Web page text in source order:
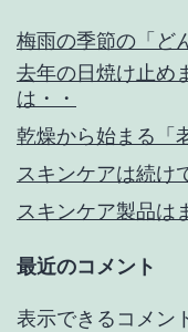
梅雨の季節の「ど
去年の日焼け止め
は・・
乾燥から始まる「
スキンケアは続け
スキンケア製品は
最近のコメント
表示できるコメン